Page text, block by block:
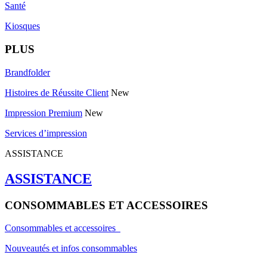
Santé
Kiosques
PLUS
Brandfolder
Histoires de Réussite Client New
Impression Premium New
Services d’impression
ASSISTANCE
ASSISTANCE
CONSOMMABLES ET ACCESSOIRES
Consommables et accessoires
Nouveautés et infos consommables